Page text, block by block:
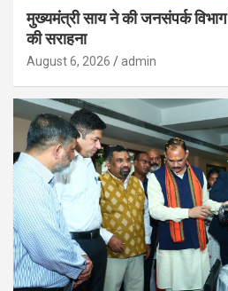
मुख्यमंत्री साय ने की जनसंपर्क
की सराहना
August 6, 2026 admin